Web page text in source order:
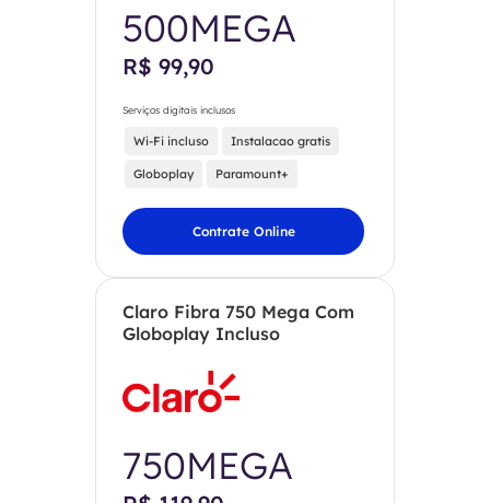
500MEGA
R$ 99,90
Serviços digitais inclusos
Wi-Fi incluso Instalacao gratis
Globoplay Paramount+
Contrate Online
Claro Fibra 750 Mega Com
Globoplay Incluso
750MEGA